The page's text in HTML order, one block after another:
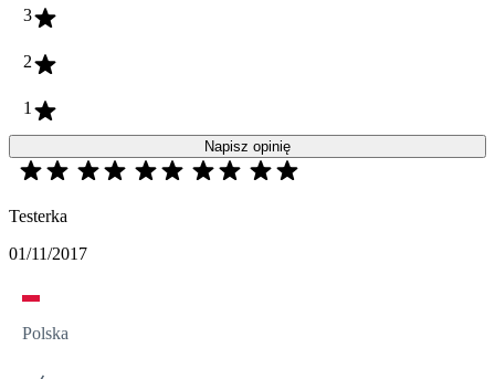
3
2
1
Napisz opinię
Testerka
01/11/2017
Polska